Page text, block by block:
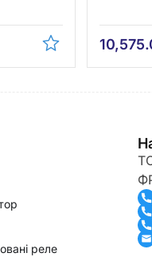
реле